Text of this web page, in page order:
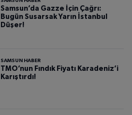
Samsun’da Gazze İçin Çağrı:
Bugün Susarsak Yarın İstanbul
Düşer!
SAMSUN HABER
TMO’nun Fındık Fiyatı Karadeniz’i
Karıştırdı!